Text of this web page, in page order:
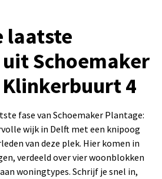
laatste
Schoemaker
4
fase van Schoemaker Plantage:
wijk in Delft met een knipoog
van deze plek. Hier komen in
verdeeld over vier woonblokken
woningtypes. Schrijf je snel in,